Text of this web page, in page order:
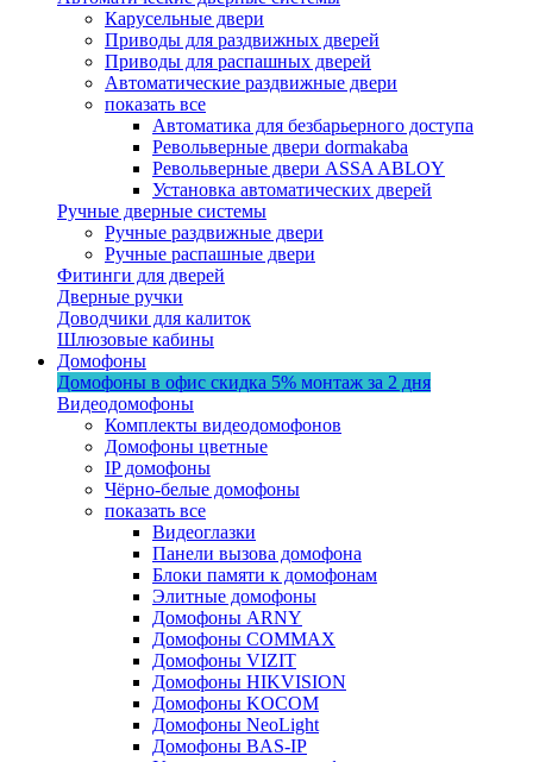
Карусельные двери
Приводы для раздвижных дверей
Приводы для распашных дверей
Автоматические раздвижные двери
показать все
Автоматика для безбарьерного доступа
Револьверные двери dormakaba
Револьверные двери ASSA ABLOY
Установка автоматических дверей
Ручные дверные системы
Ручные раздвижные двери
Ручные распашные двери
Фитинги для дверей
Дверные ручки
Доводчики для калиток
Шлюзовые кабины
Домофоны
Домофоны в офис скидка 5% монтаж за 2 дня
Видеодомофоны
Комплекты видеодомофонов
Домофоны цветные
IP домофоны
Чёрно-белые домофоны
показать все
Видеоглазки
Панели вызова домофона
Блоки памяти к домофонам
Элитные домофоны
Домофоны ARNY
Домофоны COMMAX
Домофоны VIZIT
Домофоны HIKVISION
Домофоны KOCOM
Домофоны NeoLight
Домофоны BAS-IP